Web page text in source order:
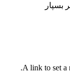
بسپار
A link to set a